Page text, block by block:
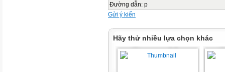
Đường dẫn: p
Gửi ý kiến
Hãy thử nhiều lựa chọn khác